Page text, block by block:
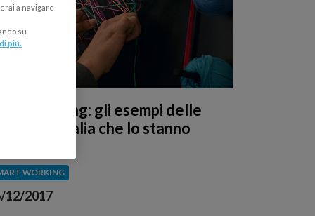
working: gli esempi delle
in Italia che lo stanno
WORKING
12/2017
a navigare
su
più.